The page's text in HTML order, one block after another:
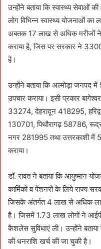
उन्होंने बताया कि स्वास्थ्य
लोग विभिन्न स्वास्थ्य योजनाओं का
अबतक 17 लाख से अधिक मरीजों ने
कराया है, जिस पर सरकार ने
है।
उन्होंने बताया कि अल्मोड़ा जनपद
उपचार कराया। इसी प्रकार
33274, देहरादून 418295,
130701, पिथौरागढ़ 58786,
नगर 281995 तथा उत्तरकाशी में
कराया।
डाॅ. रावत ने बताया कि आयुष्मान
कार्मिकों व पेंशनरों के लिये राज्य
जिसके अंतर्गत 4 लाख से अधिक
है। जिसमें 1.73 लाख लोगों ने
कैशलेस सुविधाएं ली। उन्होंने बताया
की धनराशि खर्च की जा चुकी है।